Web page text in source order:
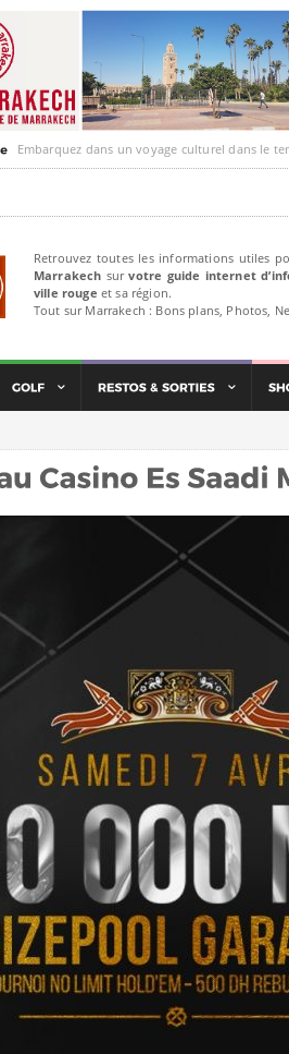
Embarquez dans un voyage culturel dans le temps, à la
Retrouvez toutes les informations utiles
Marrakech survotre guide internet
ville rouge et sa région.
Tout sur Marrakech : Bons plans, Photos,